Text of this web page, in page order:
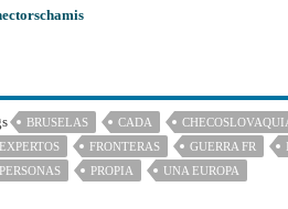
BRUSELAS CADA
EXPERTOS
FRONTERAS GUERRA FR
PERSONAS
PROPIA UNA EUROPA